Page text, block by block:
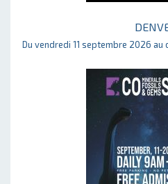
Du vendredi 11 septembre 2026